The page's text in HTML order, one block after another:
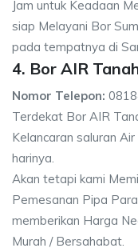
Jam untuk Keadaan
siap Melayani Bor
pada tempatnya di
4. Bor AIR
Nomor Telepon:
Terdekat Bor AIR
Kelancaran saluran
harinya.
Akan tetapi kami
Pemesanan Pipa
memberikan Harga
Murah / Bersahabat.